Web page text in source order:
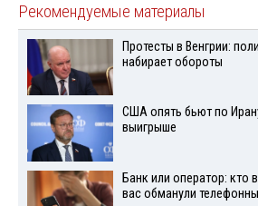
Рекомендуемые материалы
Протесты в Венгрии:
набирает обороты
США опять бьют по
выигрыше
Банк или оператор: кто
вас обманули